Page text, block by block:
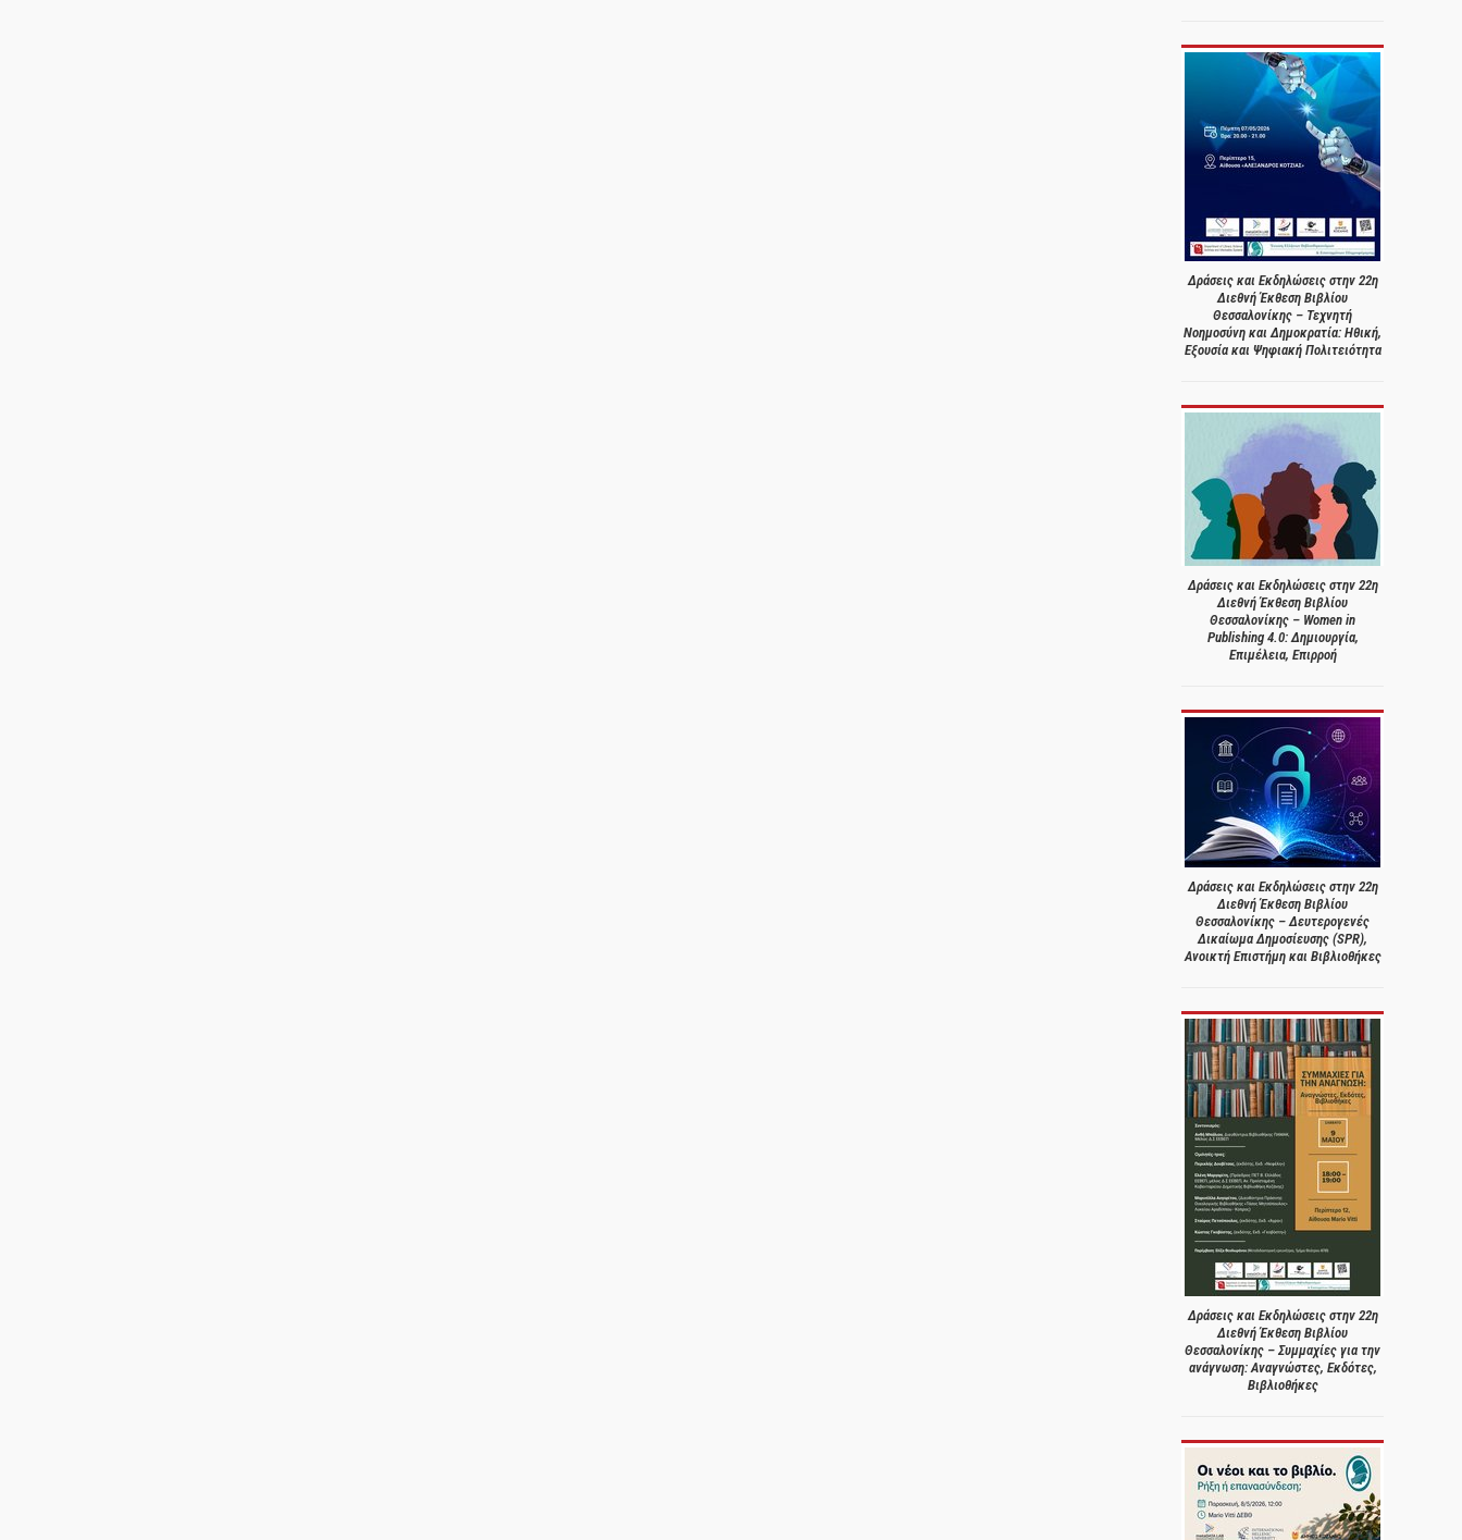
Δράσεις και Εκδηλώσεις στην 22η
Διεθνή Έκθεση Βιβλίου
Θεσσαλονίκης – Τεχνητή
Νοημοσύνη και Δημοκρατία: Ηθική,
Εξουσία και Ψηφιακή Πολιτειότητα
Δράσεις και Εκδηλώσεις στην 22η
Διεθνή Έκθεση Βιβλίου
Θεσσαλονίκης – Women in
Publishing 4.0: Δημιουργία,
Επιμέλεια, Επιρροή
Δράσεις και Εκδηλώσεις στην 22η
Διεθνή Έκθεση Βιβλίου
Θεσσαλονίκης – Δευτερογενές
Δικαίωμα Δημοσίευσης (SPR),
Ανοικτή Επιστήμη και Βιβλιοθήκες
Δράσεις και Εκδηλώσεις στην 22η
Διεθνή Έκθεση Βιβλίου
Θεσσαλονίκης – Συμμαχίες για την
ανάγνωση: Αναγνώστες, Εκδότες,
Βιβλιοθήκες